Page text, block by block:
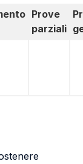
Prove
parziali